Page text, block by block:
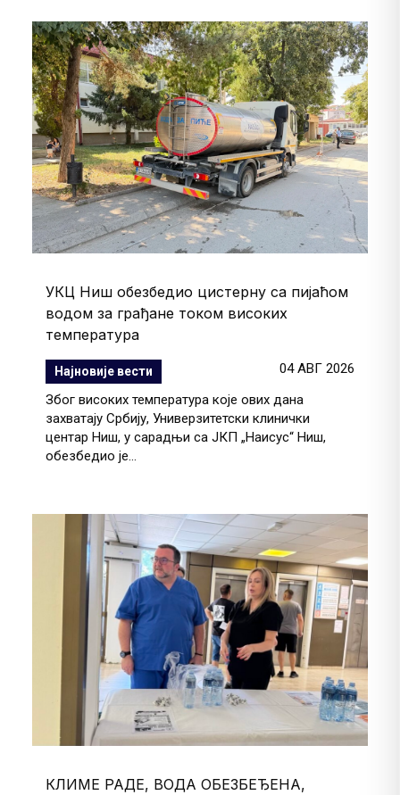
УКЦ Ниш обезбедио цистерну са пијаћом
водом за грађане током високих
температура
Најновије вести
04 АВГ 2026
Због високих температура које ових дана
захватају Србију, Универзитетски клинички
центар Ниш, у сарадњи са ЈКП „Наисус“ Ниш,
обезбедио је...
КЛИМЕ РАДЕ, ВОДА ОБЕЗБЕЂЕНА,